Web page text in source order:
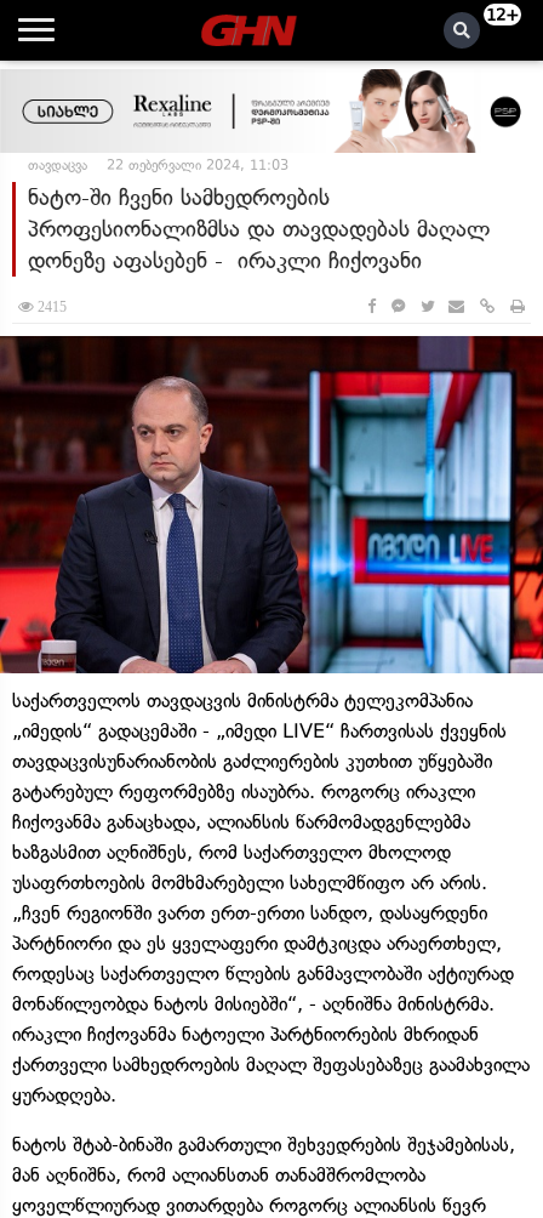
12+
თავდაცვა 22 თებერვალი 2024, 11:03
ნატო-ში ჩვენი სამხედროების
პროფესიონალიზმსა და თავდადებას მაღალ
დონეზე აფასებენ - ირაკლი ჩიქოვანი
2415
საქართველოს თავდაცვის მინისტრმა ტელეკომპანია
„იმედის“ გადაცემაში - „იმედი LIVE“ ჩართვისას ქვეყნის
თავდაცვისუნარიანობის გაძლიერების კუთხით უწყებაში
გატარებულ რეფორმებზე ისაუბრა. როგორც ირაკლი
ჩიქოვანმა განაცხადა, ალიანსის წარმომადგენლებმა
ხაზგასმით აღნიშნეს, რომ საქართველო მხოლოდ
უსაფრთხოების მომხმარებელი სახელმწიფო არ არის.
„ჩვენ რეგიონში ვართ ერთ-ერთი სანდო, დასაყრდენი
პარტნიორი და ეს ყველაფერი დამტკიცდა არაერთხელ,
როდესაც საქართველო წლების განმავლობაში აქტიურად
მონაწილეობდა ნატოს მისიებში“, - აღნიშნა მინისტრმა.
ირაკლი ჩიქოვანმა ნატოელი პარტნიორების მხრიდან
ქართველი სამხედროების მაღალ შეფასებაზეც გაამახვილა
ყურადღება.
ნატოს შტაბ-ბინაში გამართული შეხვედრების შეჯამებისას,
მან აღნიშნა, რომ ალიანსთან თანამშრომლობა
ყოველწლიურად ვითარდება როგორც ალიანსის წევრ